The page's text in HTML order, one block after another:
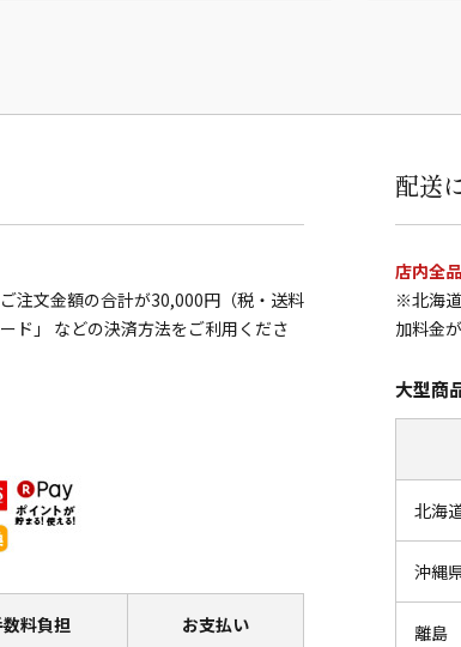
注文金額の合計が30,000円（税・送料
ド」 などの決済方法をご利用くださ
料負担 お支払い
配送
店内全
※北海
加料金
大型商
北海
沖縄
離島